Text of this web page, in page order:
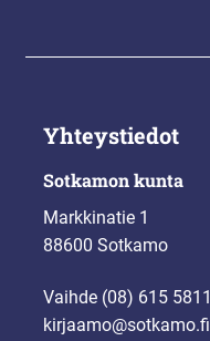
Yhteystiedot
Sotkamon kunta
Markkinatie 1
88600 Sotkamo
Vaihde (08) 615 5811
kirjaamo@sotkamo.fi